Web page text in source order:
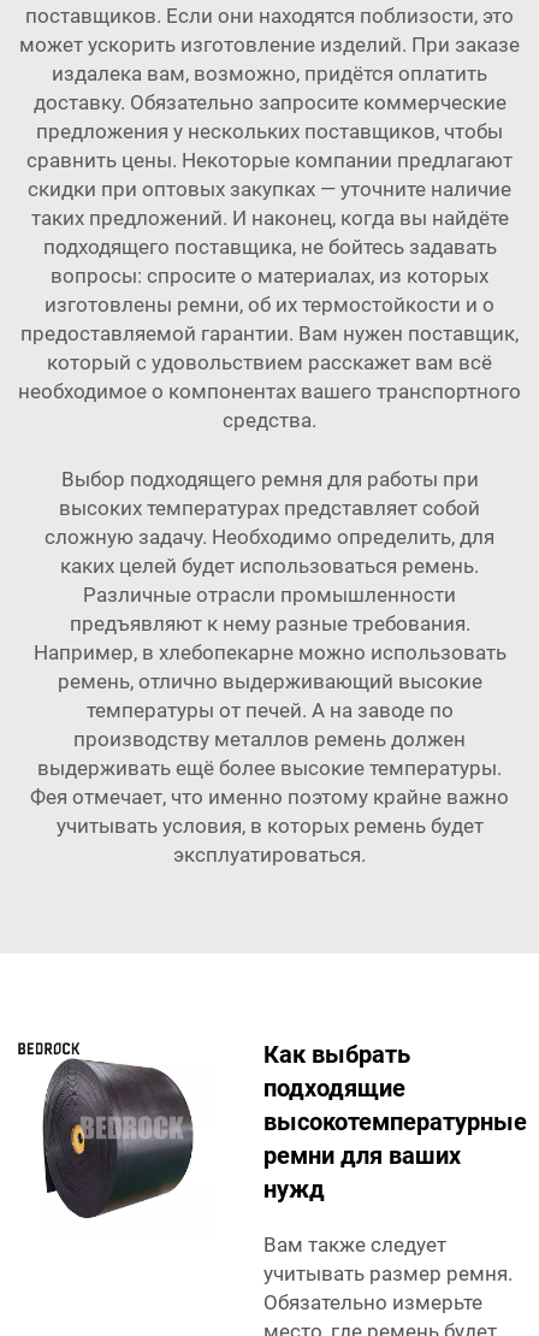
поставщиков. Если они находятся поблизости, это
может ускорить изготовление изделий. При заказе
издалека вам, возможно, придётся оплатить
доставку. Обязательно запросите коммерческие
предложения у нескольких поставщиков, чтобы
сравнить цены. Некоторые компании предлагают
скидки при оптовых закупках — уточните наличие
таких предложений. И наконец, когда вы найдёте
подходящего поставщика, не бойтесь задавать
вопросы: спросите о материалах, из которых
изготовлены ремни, об их термостойкости и о
предоставляемой гарантии. Вам нужен поставщик,
который с удовольствием расскажет вам всё
необходимое о компонентах вашего транспортного
средства.
Выбор подходящего ремня для работы при
высоких температурах представляет собой
сложную задачу. Необходимо определить, для
каких целей будет использоваться ремень.
Различные отрасли промышленности
предъявляют к нему разные требования.
Например, в хлебопекарне можно использовать
ремень, отлично выдерживающий высокие
температуры от печей. А на заводе по
производству металлов ремень должен
выдерживать ещё более высокие температуры.
Фея отмечает, что именно поэтому крайне важно
учитывать условия, в которых ремень будет
эксплуатироваться.
Как выбрать
подходящие
высокотемпературные
ремни для ваших
нужд
Вам также следует
учитывать размер ремня.
Обязательно измерьте
место, где ремень будет